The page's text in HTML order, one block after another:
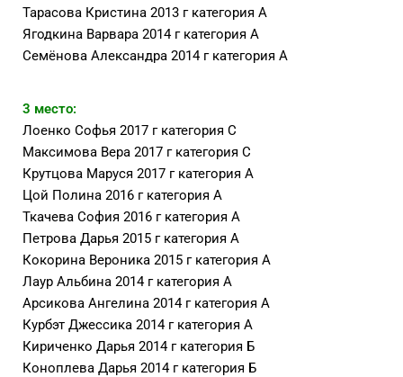
Тарасова Кристина 2013 г категория А
Ягодкина Варвара 2014 г категория А
Семёнова Александра 2014 г категория А
3 место:
Лоенко Софья 2017 г категория С
Максимова Вера 2017 г категория С
Крутцова Маруся 2017 г категория А
Цой Полина 2016 г категория А
Ткачева София 2016 г категория А
Петрова Дарья 2015 г категория А
Кокорина Вероника 2015 г категория А
Лаур Альбина 2014 г категория А
Арсикова Ангелина 2014 г категория А
Курбэт Джессика 2014 г категория А
Кириченко Дарья 2014 г категория Б
Коноплева Дарья 2014 г категория Б